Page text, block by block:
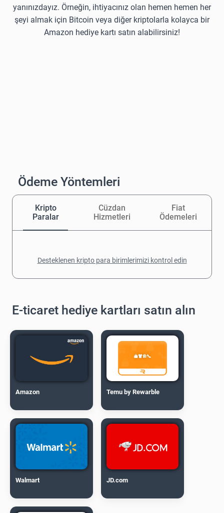
yanınızdayız. Örneğin, ihtiyacınız olan hemen hemen her
şeyi almak için Bitcoin veya diğer kriptolarla kolayca bir
Amazon hediye kartı satın alabilirsiniz!
Ödeme Yöntemleri
Kripto
Paralar
Cüzdan
Hizmetleri
Fiat
Ödemeleri
Desteklenen kripto para birimlerimizi kontrol edin
E-ticaret hediye kartları satın alın
Amazon Temu by Rewarble
Walmart JD.com